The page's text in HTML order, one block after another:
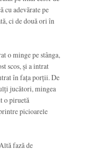
cu adevărate pe
ci de două ori în
o minge pe stânga,
scos, și a intrat
în fața porții. De
jucători, mingea
o piruetă
picioarele
fază de